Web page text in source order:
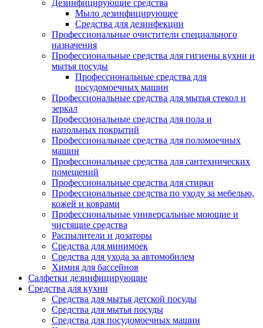
Дезинфицирующие средства
Мыло дезинфицирующее
Средства для дезинфекции
Профессиональные очистители специального
назначения
Профессиональные средства для гигиены кухни и
мытья посуды
Профессиональные средства для
посудомоечных машин
Профессиональные средства для мытья стекол и
зеркал
Профессиональные средства для пола и
напольных покрытий
Профессиональные средства для поломоечных
машин
Профессиональные средства для сантехнических
помещений
Профессиональные средства для стирки
Профессиональные средства по уходу за мебелью,
кожей и коврами
Профессиональные универсальные моющие и
чистящие средства
Распылители и дозаторы
Средства для минимоек
Средства для ухода за автомобилем
Химия для бассейнов
Салфетки дезинфицирующие
Средства для кухни
Средства для мытья детской посуды
Средства для мытья посуды
Средства для посудомоечных машин